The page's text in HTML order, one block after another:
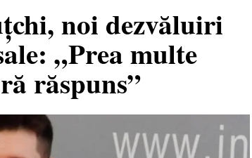
noi dezvăluiri
„Prea multe
răspuns”